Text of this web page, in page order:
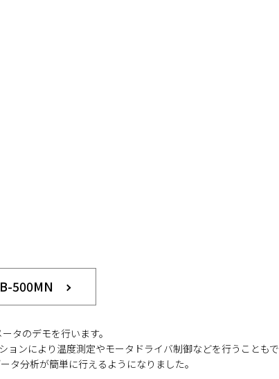
500MN
タのデモを行います。
ンにより温度測定やモータドライバ制御などを行うこともで
タ分析が簡単に行えるようになりました。